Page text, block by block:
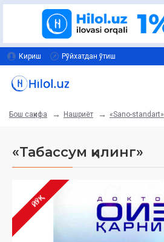
Кириш Рўйхатдан ўтиш
Бош саҳифа Нашриёт «Sano-standart»
«Табассум қилинг»
ЙЎҚ